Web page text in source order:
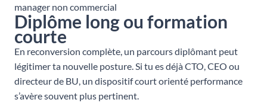
manager non commercial
Diplôme long ou formation
courte
En reconversion complète, un parcours diplômant peut
légitimer ta nouvelle posture. Si tu es déjà CTO, CEO ou
directeur de BU, un dispositif court orienté performance
s’avère souvent plus pertinent.